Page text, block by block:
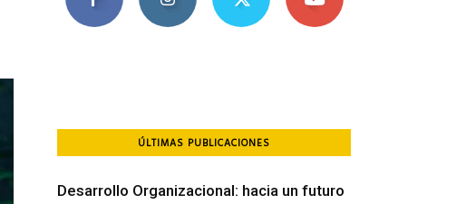
ÚLTIMAS PUBLICACIONES
Desarrollo Organizacional: hacia un futuro